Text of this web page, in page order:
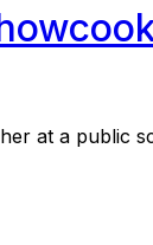
at a public